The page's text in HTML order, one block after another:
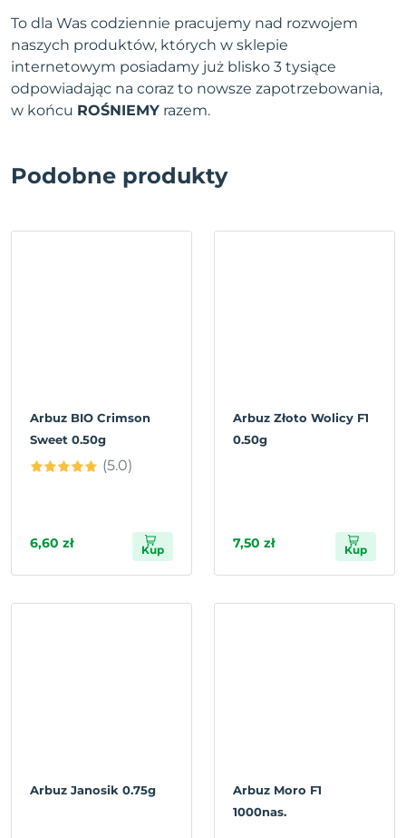
To dla Was codziennie pracujemy nad rozwojem
naszych produktów, których w sklepie
internetowym posiadamy już blisko 3 tysiące
odpowiadając na coraz to nowsze zapotrzebowania,
w końcu ROŚNIEMY razem.
Podobne produkty
Arbuz BIO Crimson
Sweet 0.50g
(5.0)
6,60 zł Kup
Arbuz Złoto Wolicy F1
0.50g
7,50 zł Kup
Arbuz Janosik 0.75g
Arbuz Moro F1
1000nas.